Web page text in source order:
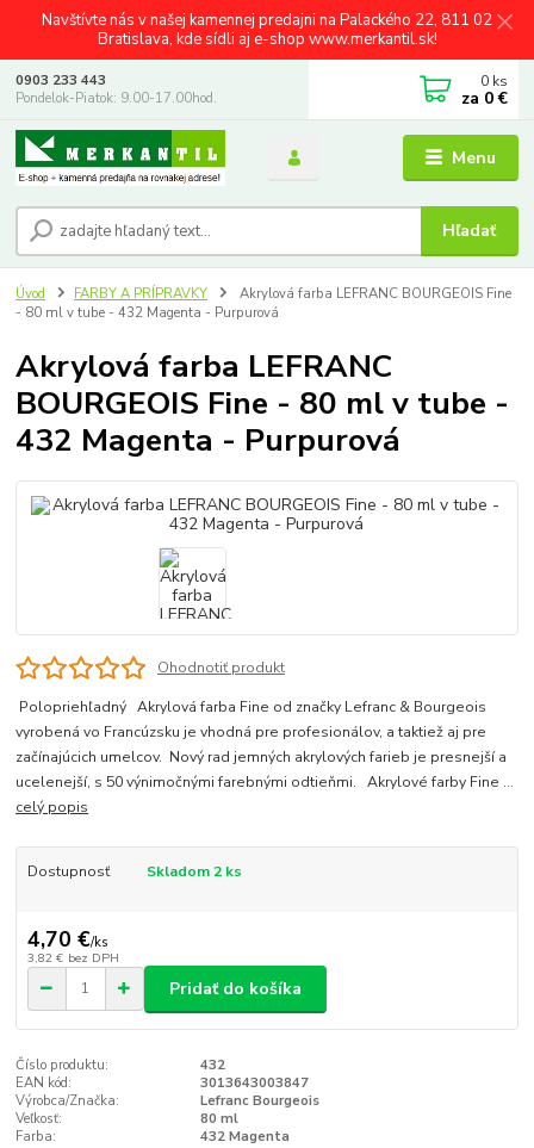
Navštívte nás v našej kamennej predajni na Palackého 22, 811 02
Bratislava, kde sídli aj e-shop www.merkantil.sk!
Menu
Hľadať
0903 233 443
Pondelok-Piatok: 9.00-17.00hod.
0 ks
za 0 €
Úvod FARBY A PRÍPRAVKY
Akrylová farba LEFRANC BOURGEOIS Fine
- 80 ml v tube - 432 Magenta - Purpurová
Akrylová farba LEFRANC
BOURGEOIS Fine - 80 ml v tube -
432 Magenta - Purpurová
Ohodnotiť produkt
Polopriehľadný Akrylová farba Fine od značky Lefranc & Bourgeois
vyrobená vo Francúzsku je vhodná pre profesionálov, a taktiež aj pre
začínajúcich umelcov. Nový rad jemných akrylových farieb je presnejší a
ucelenejší, s 50 výnimočnými farebnými odtieňmi. Akrylové farby Fine ...
celý popis
Dostupnosť Skladom 2 ks
4,70 €/ks
3,82 € bez DPH
Pridať do košíka
Číslo produktu:
432
EAN kód:
3013643003847
Výrobca/Značka:
Lefranc Bourgeois
Veľkosť:
80 ml
Farba:
432 Magenta